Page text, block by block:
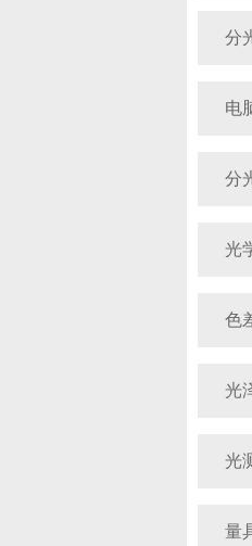
分
电
分
光
色
光
光
量